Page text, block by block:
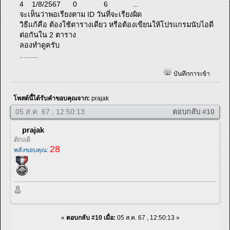
4 1/8/2567 0 6 ...
จะเห็นว่าพอเรียงตาม ID วันที่จะเรียงผิด
วิธีแก้คือ ต้องใช้ตารางเดียว หรือต้องเขียนให้โปรแกรมนับไอดี
ต่อกันใน 2 ตาราง
ลองทำดูครับ
.........
บันทึกการเข้า
โพสต์นี้ได้รับคำขอบคุณจาก: prajak
05 ส.ค. 67 , 12:50:13 ตอบกลับ #10
prajak
ดักแด้
พลังขอบคุณ: 28
« ตอบกลับ #10 เมื่อ: 05 ส.ค. 67 , 12:50:13 »